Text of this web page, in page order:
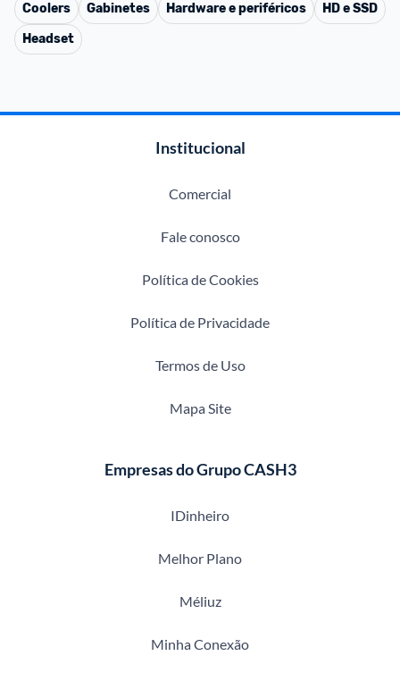
Coolers
Gabinetes Hardware e periféricos
HD e SSD
Headset
Institucional
Comercial
Fale conosco
Política de Cookies
Política de Privacidade
Termos de Uso
Mapa Site
Empresas do Grupo CASH3
IDinheiro
Melhor Plano
Méliuz
Minha Conexão